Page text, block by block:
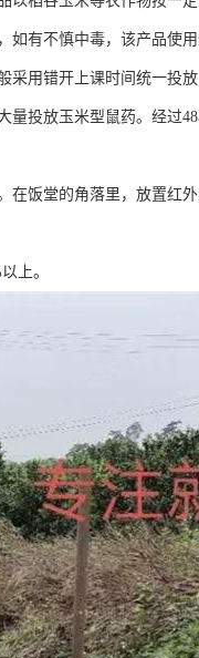
有不慎中毒，该产品使用
采用错开上课时间统一投
量投放玉米型鼠药。经过
在饭堂的角落里，放置红
上。